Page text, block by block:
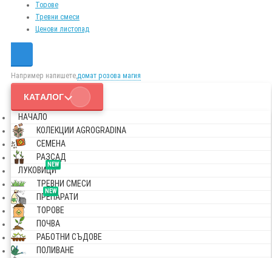
Торове
Тревни смеси
Ценови листопад
Например напишете,домат розова магия
КАТАЛОГ
НАЧАЛО
КОЛЕКЦИИ AGROGRADINA
СЕМЕНА
РАЗСАД
NEW
ЛУКОВИЦИ
ТРЕВНИ СМЕСИ
NEW
ПРЕПАРАТИ
ТОРОВЕ
ПОЧВА
РАБОТНИ СЪДОВЕ
ПОЛИВАНЕ